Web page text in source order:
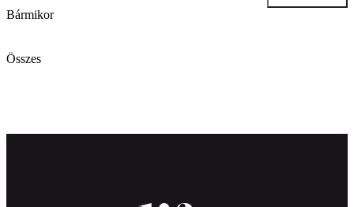
Bármikor
Összes